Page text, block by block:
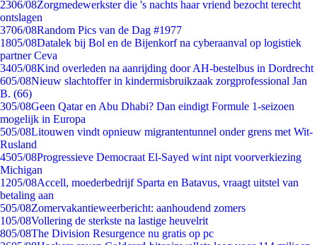
2306/08Zorgmedewerkster die 's nachts haar vriend bezocht terecht
ontslagen
3706/08Random Pics van de Dag #1977
1805/08Datalek bij Bol en de Bijenkorf na cyberaanval op logistiek
partner Ceva
3405/08Kind overleden na aanrijding door AH-bestelbus in Dordrecht
605/08Nieuw slachtoffer in kindermisbruikzaak zorgprofessional Jan
B. (66)
305/08Geen Qatar en Abu Dhabi? Dan eindigt Formule 1-seizoen
mogelijk in Europa
505/08Litouwen vindt opnieuw migrantentunnel onder grens met Wit-
Rusland
4505/08Progressieve Democraat El-Sayed wint nipt voorverkiezing
Michigan
1205/08Accell, moederbedrijf Sparta en Batavus, vraagt uitstel van
betaling aan
505/08Zomervakantieweerbericht: aanhoudend zomers
105/08Vollering de sterkste na lastige heuvelrit
805/08The Division Resurgence nu gratis op pc